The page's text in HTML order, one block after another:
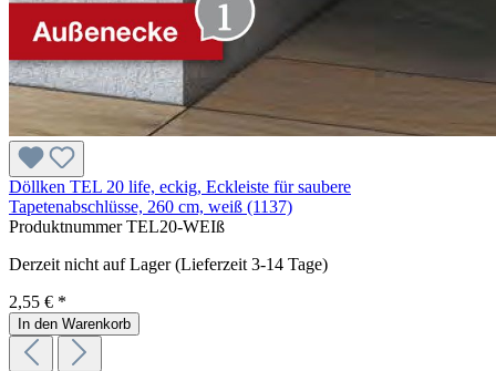
Döllken TEL 20 life, eckig, Eckleiste für saubere
Tapetenabschlüsse, 260 cm, weiß (1137)
ProduktnummerTEL20-WEIß
Derzeit nicht auf Lager (Lieferzeit 3-14 Tage)
2,55 € *
In den Warenkorb